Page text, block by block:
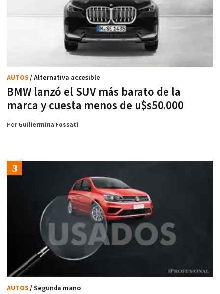
BMW lanzó el SUV más barato de la
marca y cuesta menos de u$s50.000
AUTOS / Alternativa accesible
PorGuillermina Fossati
AUTOS / Segunda mano